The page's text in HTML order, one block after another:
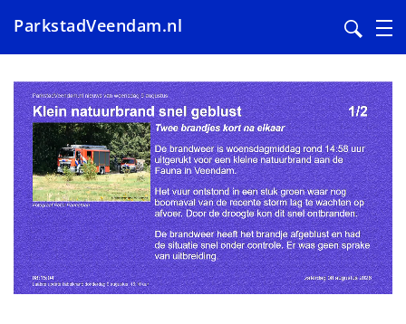
en
naar
de
inhoud
gaan
ParkstadVeendam.nl